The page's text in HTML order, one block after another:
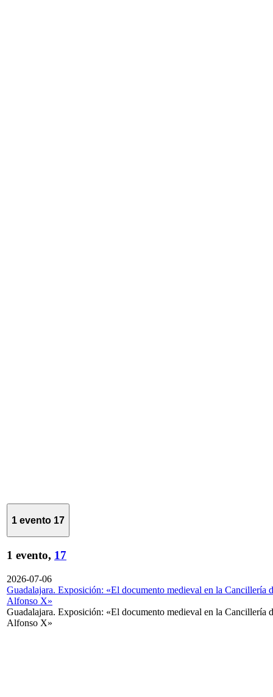
1 evento 17
1 evento, 17
2026-07-06
Guadalajara. Exposición: «El documento medieval en la Cancillería
Alfonso X»
Guadalajara. Exposición: «El documento medieval en la Cancillería
Alfonso X»